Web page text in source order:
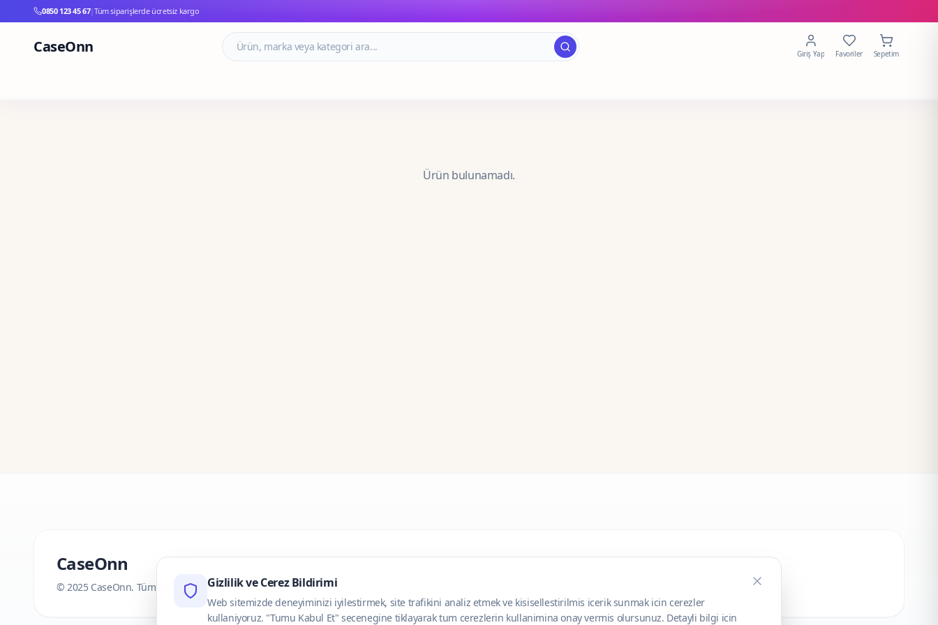
0850 123 45 67|Tüm siparişlerde ücretsiz kargo
CaseOnn Giriş Yap Favoriler Sepetim
Ürün bulunamadı.
CaseOnn
© 2025 CaseOnn. Tüm hakları saklıdır.Gizlilik ve Cerez Bildirimi
Web sitemizde deneyiminizi iyilestirmek, site trafikini analiz etmek ve kisisellestirilmis icerik sunmak icin cerezler
kullaniyoruz. "Tumu Kabul Et" secenegine tiklayarak tum cerezlerin kullanimina onay vermis olursunuz. Detayli bilgi icin